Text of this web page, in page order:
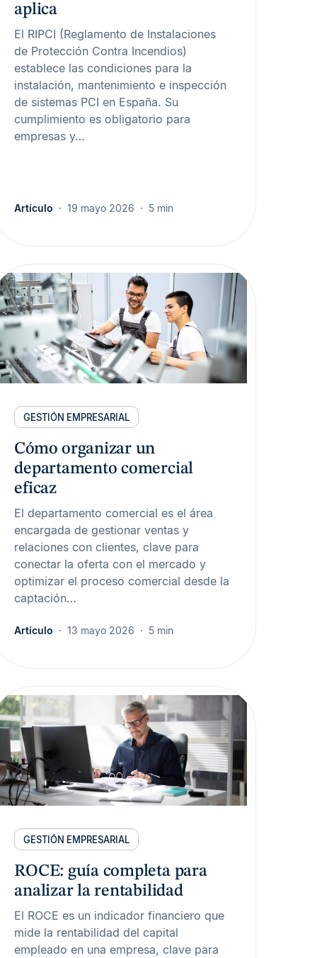
aplica
El RIPCI (Reglamento de Instalaciones
de Protección Contra Incendios)
establece las condiciones para la
instalación, mantenimiento e inspección
de sistemas PCI en España. Su
cumplimiento es obligatorio para
empresas y…
Artículo 19 mayo 2026 5 min
GESTIÓN EMPRESARIAL
Cómo organizar un
departamento comercial
eficaz
El departamento comercial es el área
encargada de gestionar ventas y
relaciones con clientes, clave para
conectar la oferta con el mercado y
optimizar el proceso comercial desde la
captación…
Artículo 13 mayo 2026 5 min
GESTIÓN EMPRESARIAL
ROCE: guía completa para
analizar la rentabilidad
El ROCE es un indicador financiero que
mide la rentabilidad del capital
empleado en una empresa, clave para